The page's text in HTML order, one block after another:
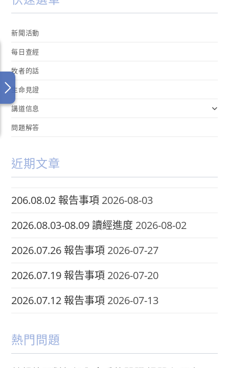
新聞活動
每日查經
牧者的話
生命見證
講道信息
問題解答
近期文章
206.08.02 報告事項 2026-08-03
2026.08.03-08.09 讀經進度 2026-08-02
2026.07.26 報告事項 2026-07-27
2026.07.19 報告事項 2026-07-20
2026.07.12 報告事項 2026-07-13
熱門問題